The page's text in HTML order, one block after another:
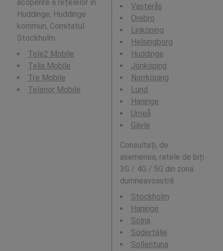
acoperire a rețelelor în
Huddinge, Huddinge
kommun, Comitatul
Stockholm.
Tele2 Mobile
Telia Mobile
Tre Mobile
Telenor Mobile
Västerås
Örebro
Linköping
Helsingborg
Huddinge
Jönköping
Norrköping
Lund
Haninge
Umeå
Gävle
Consultați, de
asemenea, ratele de biți
3G / 4G / 5G din zona
dumneavoastră:
Stockholm
Haninge
Solna
Södertälje
Sollentuna